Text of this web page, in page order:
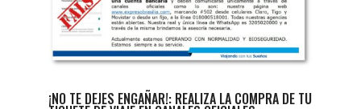
¡NO TE DEJES ENGAÑAR!: REALIZA LA COMPRA DE TU